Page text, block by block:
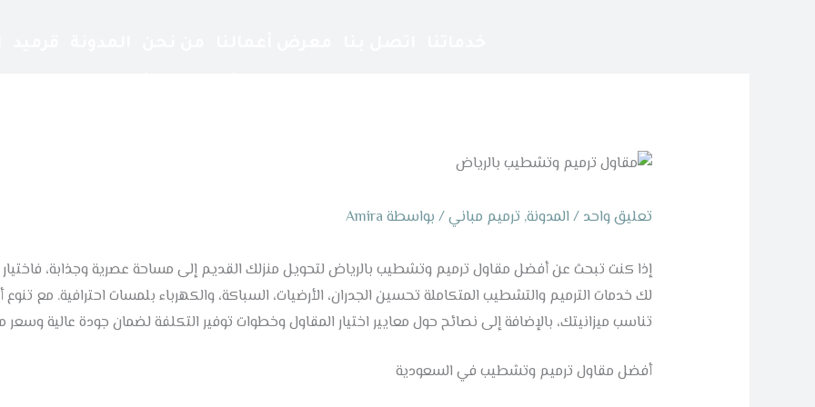
تعليق واحد / المدونة, ترميم مباني/ بواسطة Amira
إذا كنت تبحث عن أفضل مقاول ترميم وتشطيب بالرياض لتحويل منزلك القديم إلى مساحة عصرية وجذابة،
لك خدمات الترميم والتشطيب المتكاملة تحسين الجدران، الأرضيات، السباكة، والكهرباء بلمسات احترافية. مع
تناسب ميزانيتك، بالإضافة إلى نصائح حول معايير اختيار المقاول وخطوات توفير التكلفة لضمان جودة عالية
أفضل مقاول ترميم وتشطيب في السعودية